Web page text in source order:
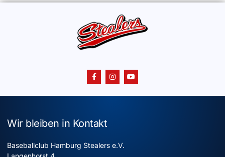
Wir bleiben in Kontakt
Baseballclub Hamburg Stealers e.V.